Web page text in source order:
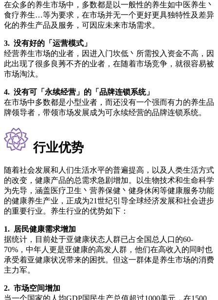
在众多的养生市场中，多数都是以一般性的养生如中医养生丶
食疗养生…等为要求，在市场并无一个更好更具独特性及差异
化的养生产品及服务，可因应未来市场需求。
3. 没有好的「运营模式」
经营养生市场的业者，因进入门坎低丶所需投入资金不高，因
此出现了很多良莠不齐的业者，在随着市场竞争，就很容易被
市场淘汰。
4. 没有可「永续经营」的「品牌连锁系统」
在市场中多数都是小型业者，而还没有一个强而有力的养生品
牌领导者，带领市场发展成为可永续经营的品牌连锁系统。
行业优势
随着社会发展和人们生活水平的普遍提高，以及人类生活方式
的改变，健康产品的总需求急剧增加。以生物技术和生命科学
为先导，涵盖医疗卫生丶营养保健丶健身休闲等健康服务功能
的健康养生产业，正成为21世纪引导全球经济发展和社会进步
的重要行业。养生行业的优势如下：
1. 居民健康需求增加
据统计，目前处于亚健康状态人群已占全国总人口的60-
70%，中年人更是亚健康的高发人群，他们在高收入的同时也
承受着亚健康状况带来的困扰。但这一群体是养生市场的消费
主力军。
2. 市场空间增加
当一个国家的人均GDP国民生产总值超过1000美元，在1500